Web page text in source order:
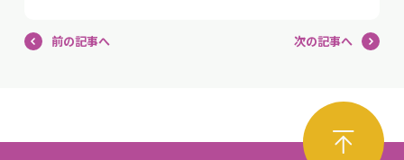
10：30～16：30 ※最終受付 16：00 会場 OMM ビル 2 階ホール
・鹿児島県※就職相談員もブースに滞在しています！ 「鹿児島には
どんな仕事があるの？」 「鹿児島での仕事探し，どんなスケジュー
ルで進めたらいいの？」 などといった疑問がある方はぜひブースに
前の記事へ 次の記事へ